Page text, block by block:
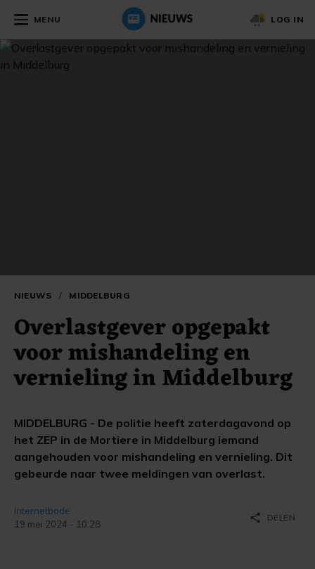
MENU LOG IN
NIEUWS / MIDDELBURG
Overlastgever opgepakt
voor mishandeling en
vernieling in Middelburg
MIDDELBURG - De politie heeft zaterdagavond op
het ZEP in de Mortiere in Middelburg iemand
aangehouden voor mishandeling en vernieling. Dit
gebeurde naar twee meldingen van overlast.
Internetbode
19 mei 2024 - 10:28
share DELEN